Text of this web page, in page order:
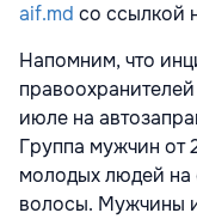
aif.md со ссылкой
Напомним, что
июле на
Группа мужчин от
молодых людей на
волосы. Мужчины